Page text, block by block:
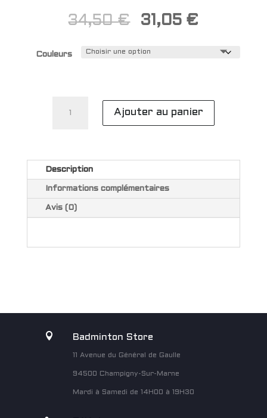
34,50€
Le
initial
31,05€
actuel
Couleurs
AC402-
2EX
ROULEAU
Ajouter au panier
Description
Informations complémentaires
Avis (0)
 Badminton Store
11 Avenue du Général de Gaulle
94500 Champigny-Sur-Marne
Mardi à Samedi de 14H00 à 19H30